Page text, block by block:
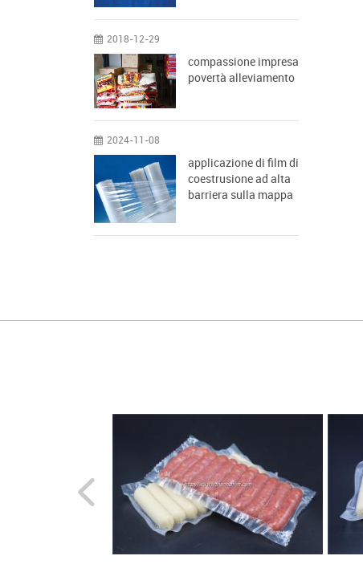
2018-12-29
compassione impresa
povertà alleviamento
2024-11-08
applicazione di film di
coestrusione ad alta
barriera sulla mappa